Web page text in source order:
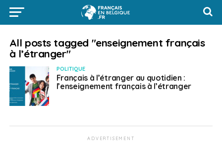
All posts tagged "enseignement français
à l’étranger"
POLITIQUE
Français à l’étranger au quotidien :
l’enseignement français à l’étranger
ADVERTISEMENT